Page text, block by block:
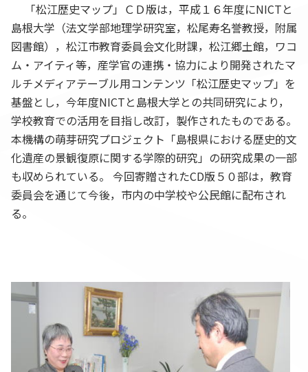
「松江歴史マップ」ＣＤ版は，平成１６年度にNICTと
島根大学（法文学部地理学研究室，松尾寿名誉教授，附属
図書館），松江市教育委員会文化財課，松江郷土館，ワコ
ム・アイティ等，産学官の連携・協力により開発されたマ
ルチメディアテーブル用コンテンツ「松江歴史マップ」を
基盤とし，今年度NICTと島根大学との共同研究により，
学校教育での活用を目指し改訂，製作されたものである。
本機構の萌芽研究プロジェクト「島根県における歴史的文
化遺産の景観復原に関する学際的研究」の研究成果の一部
も収められている。 今回寄贈されたCD版５０部は，教育
委員会を通じて今後，市内の中学校や公民館に配布され
る。